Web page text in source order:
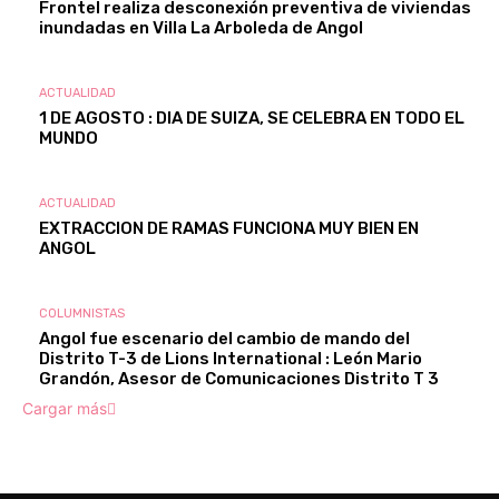
Frontel realiza desconexión preventiva de viviendas
inundadas en Villa La Arboleda de Angol
ACTUALIDAD
1 DE AGOSTO : DIA DE SUIZA, SE CELEBRA EN TODO EL
MUNDO
ACTUALIDAD
EXTRACCION DE RAMAS FUNCIONA MUY BIEN EN
ANGOL
COLUMNISTAS
Angol fue escenario del cambio de mando del
Distrito T-3 de Lions International : León Mario
Grandón, Asesor de Comunicaciones Distrito T 3
Cargar más